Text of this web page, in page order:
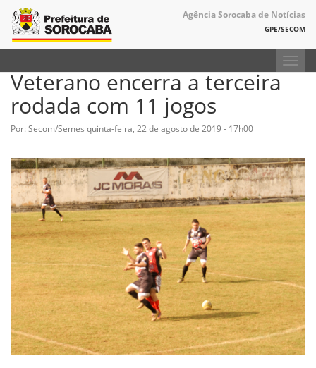
Agência Sorocaba de Notícias
GPE/SECOM
Veterano encerra a terceira
rodada com 11 jogos
Por: Secom/Semes quinta-feira, 22 de agosto de 2019 - 17h00